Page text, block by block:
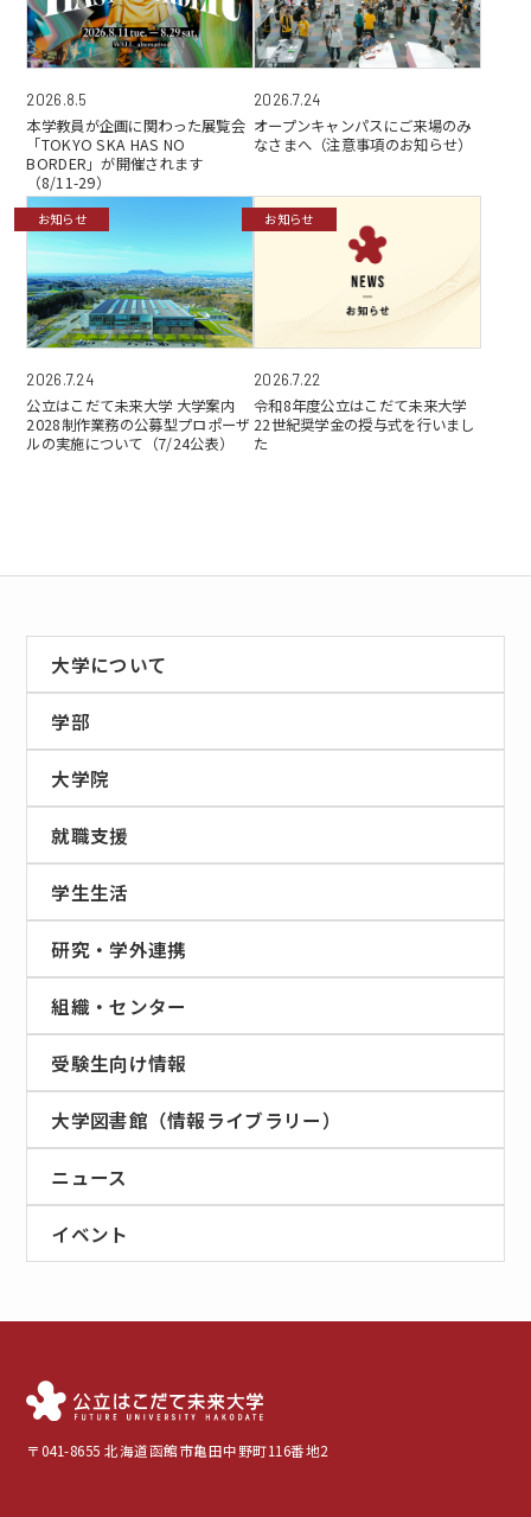
2026.8.5
本学教員が企画に関わった展覧会
「TOKYO SKA HAS NO
BORDER」が開催されます
（8/11-29）
2026.7.24
オープンキャンパスにご来場のみ
なさまへ（注意事項のお知らせ）
お知らせ
2026.7.24
公立はこだて未来大学 大学案内
2028制作業務の公募型プロポーザ
ルの実施について（7/24公表）
お知らせ
2026.7.22
令和8年度公立はこだて未来大学
22世紀奨学金の授与式を行いまし
た
大学について
学部
大学院
就職支援
学生生活
研究・学外連携
組織・センター
受験生向け情報
大学図書館（情報ライブラリー）
ニュース
イベント
〒041-8655 北海道函館市亀田中野町116番地2